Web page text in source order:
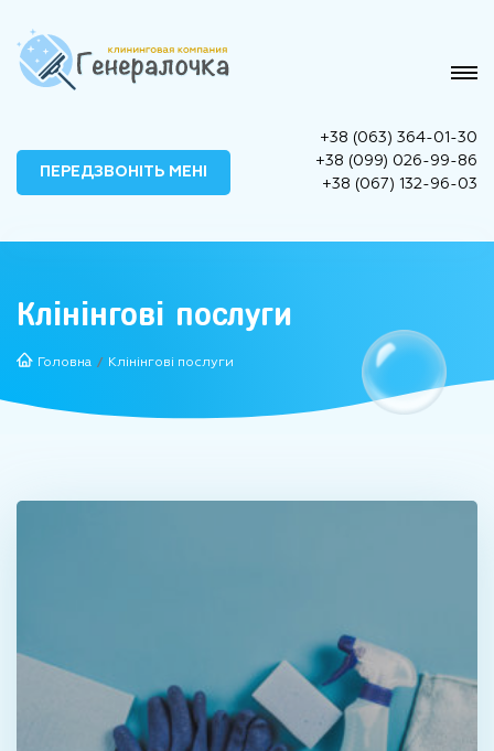
ПЕРЕДЗВОНІТЬ МЕНІ
+38 (063) 364-01-30
+38 (099) 026-99-86
+38 (067) 132-96-03
Клінінгові послуги
Головна / Клінінгові послуги